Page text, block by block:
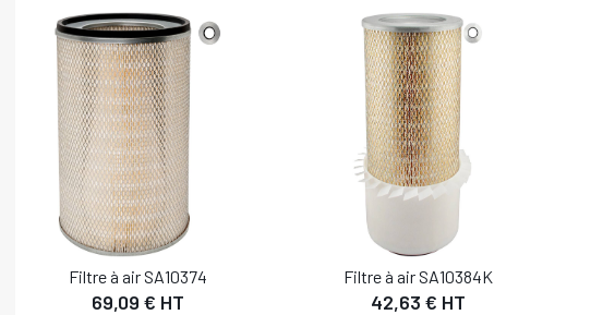
Filtre à air SA10374
69,09 € HT
Filtre à air SA10384K
42,63 € HT
AJOUTER AU PANIER AJOUTER AU PANIER